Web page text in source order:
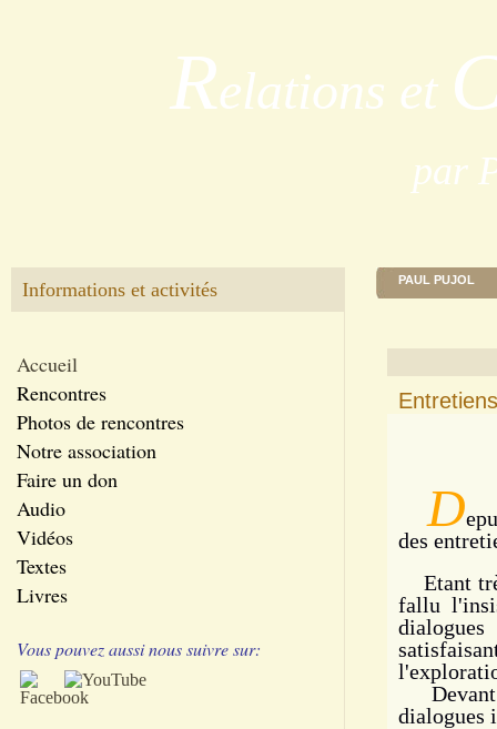
Relations et
par
Informations et activités
Accueil
Rencontres
Photos de rencontres
Notre association
Faire un don
Audio
Vidéos
Textes
Livres
Vous pouvez aussi nous suivre sur:
PAUL PUJOL
D
des
Etant
fallu
dialogues
Devant
dialogues